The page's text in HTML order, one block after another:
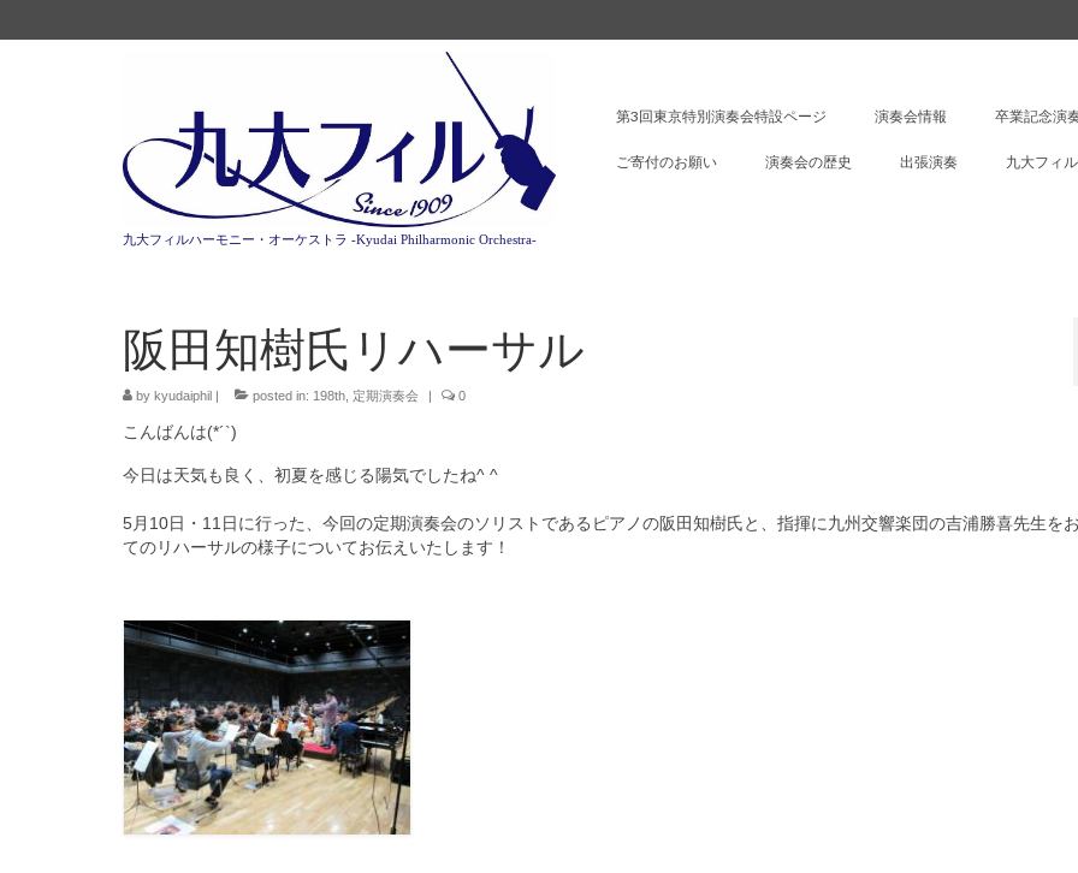
九大フィルハーモニー・オーケストラ -Kyudai Philharmonic Orchestra-
第3回東京特別演奏会特設ページ 演奏会情報 卒業記念演
ご寄付のお願い 演奏会の歴史 出張演奏 九大フィ
阪田知樹氏リハーサル
by kyudaiphil | posted in: 198th 定期演奏会 | 0
こんばんは(*´`)
今日は天気も良く、初夏を感じる陽気でしたね^ ^
5月10日・11日に行った、 今回の定期演奏会のソリストであるピアノの阪田知樹氏と、 指揮に九州交響楽団の吉浦勝喜先生を
てのリハーサルの様子についてお伝えいたします！